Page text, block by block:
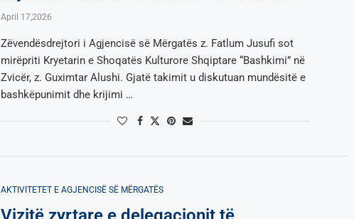
April 17,2026
Zëvendësdrejtori i Agjencisë së Mërgatës z. Fatlum Jusufi sot
mirëpriti Kryetarin e Shoqatës Kulturore Shqiptare “Bashkimi” në
Zvicër, z. Guximtar Alushi. Gjatë takimit u diskutuan mundësitë e
bashkëpunimit dhe krijimi …
AKTIVITETET E AGJENCISË SË МËRGATËS